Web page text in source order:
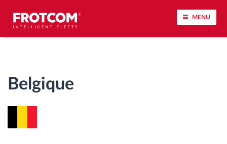
MENU
Belgique